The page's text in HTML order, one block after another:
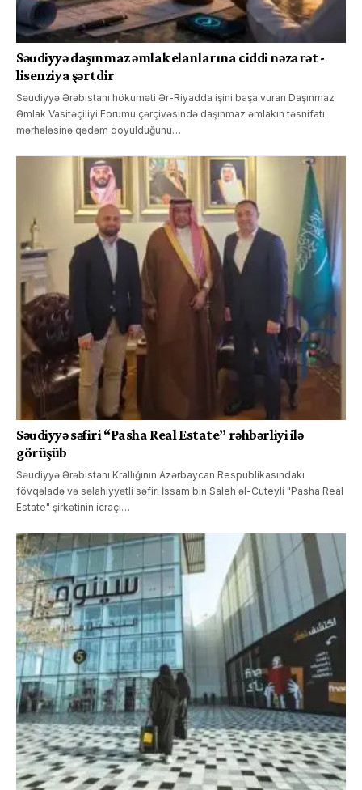
Səudiyyə daşınmaz əmlak elanlarına ciddi nəzarət -
lisenziya şərtdir
Səudiyyə Ərəbistanı hökuməti Ər-Riyadda işini başa vuran Daşınmaz
Əmlak Vasitəçiliyi Forumu çərçivəsində daşınmaz əmlakın təsnifatı
mərhələsinə qədəm qoyulduğunu…
Səudiyyə səfiri “Pasha Real Estate” rəhbərliyi ilə
görüşüb
Səudiyyə Ərəbistanı Krallığının Azərbaycan Respublikasındakı
fövqəladə və səlahiyyətli səfiri İssam bin Saleh əl-Cuteyli "Pasha Real
Estate" şirkətinin icraçı…